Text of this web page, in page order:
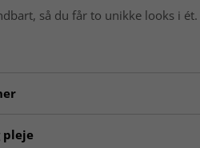
så du får to unikke looks i ét.
pleje